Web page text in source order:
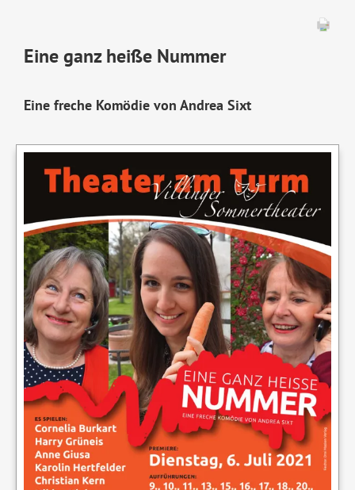
Eine ganz heiße Nummer
Eine freche Komödie von Andrea Sixt